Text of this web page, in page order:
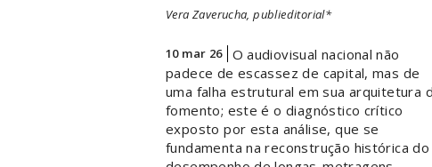
Vera Zaverucha, publieditorial*
10 mar 26
O audiovisual nacional não
padece de escassez de capital, mas de
uma falha estrutural em sua arquitetura
fomento; este é o diagnóstico crítico
exposto por esta análise, que se
fundamenta na reconstrução histórica do